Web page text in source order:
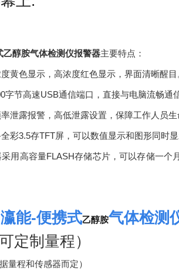
乙醇胺气体检测仪报警器主要特点：
黄色显示，高浓度红色显示，界面清晰醒目
字节高速USB通信端口，直接与电脑流畅通
泄露报警，高低泄露设置，保障工作人员
彩3.5存TFT屏，可以数值显示和图形同时
用高容量FLASH存储芯片，可以存储一个
能-便携式乙醇胺气体检测
可定制量程 ）
量程和传感器而定）